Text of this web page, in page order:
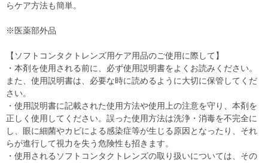
らケア方法も簡単。
※医薬部外品
【ソフトコンタクトレンズ用ケア用品のご使用に際して】
・本剤を使用される前に、必ず使用説明書をよくお読みください。
また、使用説明書は、必要な時に読めるように大切に保管してくだ
さい。
・使用説明書に記載された使用方法や使用上の注意を守り、本剤を
正しく使用してください。誤った使用方法は洗浄・消毒を不完全に
し、眼に細菌やカビによる感染症等が生じる原因となったり、それ
らが進行して視力を失う危険性も招きます。
・使用されるソフトコンタクトレンズの取り扱いについては、その